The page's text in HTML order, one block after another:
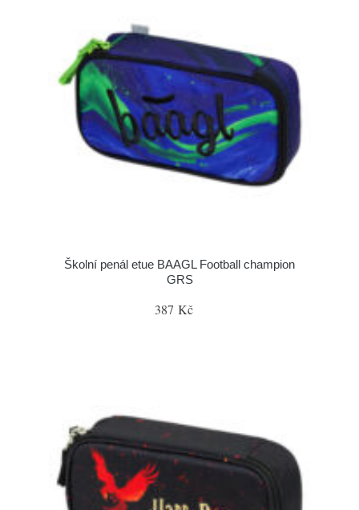
Školní penál etue BAAGL Football champion
GRS
387 Kč